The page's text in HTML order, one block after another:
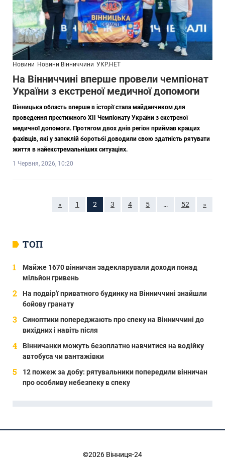
Новини Новини Вінниччини УКР.НЕТ
На Вінниччині вперше провели чемпіонат
України з екстреної медичної допомоги
Вінницька область вперше в історії стала майданчиком для
проведення престижного ХІІ Чемпіонату України з екстреної
медичної допомоги. Протягом двох днів регіон приймав кращих
фахівців, які у запеклій боротьбі доводили свою здатність рятувати
життя в найекстремальніших ситуаціях.
1 Червня, 2026, 10:20
« 1 2 3 4 5 … 52 »
ТОП
Майже 1670 вінничан задекларували доходи понад
мільйон гривень
На подвір'ї приватного будинку на Вінниччині знайшли
бойову гранату
Синоптики попереджають про спеку на Вінниччині до
вихідних і навіть після
Вінничанки можуть безоплатно навчитися на водійку
автобуса чи вантажівки
12 пожеж за добу: рятувальники попередили вінничан
про особливу небезпеку в спеку
©2026 Вінниця-24